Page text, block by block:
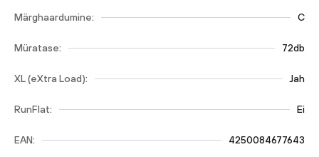
Märghaardumine: C
Müratase: 72db
XL (eXtra Load): Jah
RunFlat: Ei
EAN: 4250084677643